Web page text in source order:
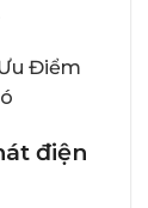
Điểm
điện